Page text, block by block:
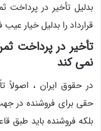
بدلیل تأخیر در پرداخت
قرارداد را بدلیل خیار
تأخیر در پرداخت
نمی کند
در حقوق ایران ، اصولاً
حقی برای فروشنده در
بلکه فروشنده باید طبق